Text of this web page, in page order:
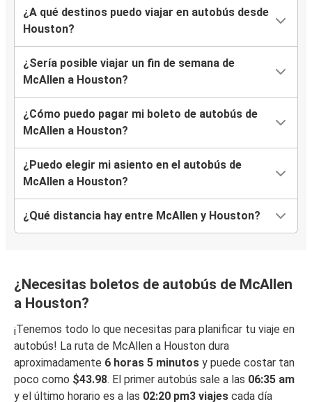
¿A qué destinos puedo viajar en autobús desde
Houston?
¿Sería posible viajar un fin de semana de
McAllen a Houston?
¿Cómo puedo pagar mi boleto de autobús de
McAllen a Houston?
¿Puedo elegir mi asiento en el autobús de
McAllen a Houston?
¿Qué distancia hay entre McAllen y Houston?
¿Necesitas boletos de autobús de McAllen
a Houston?
¡Tenemos todo lo que necesitas para planificar tu viaje en
autobús! La ruta de McAllen a Houston dura
aproximadamente 6 horas 5 minutos y puede costar tan
poco como $43.98. El primer autobús sale a las 06:35 am
y el último horario es a las 02:20 pm3 viajes cada día